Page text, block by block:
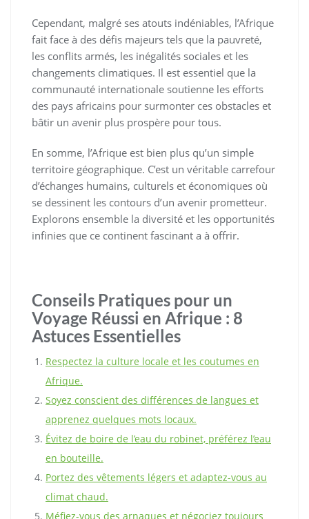
Cependant, malgré ses atouts indéniables, l’Afrique
fait face à des défis majeurs tels que la pauvreté,
les conflits armés, les inégalités sociales et les
changements climatiques. Il est essentiel que la
communauté internationale soutienne les efforts
des pays africains pour surmonter ces obstacles et
bâtir un avenir plus prospère pour tous.
En somme, l’Afrique est bien plus qu’un simple
territoire géographique. C’est un véritable carrefour
d’échanges humains, culturels et économiques où
se dessinent les contours d’un avenir prometteur.
Explorons ensemble la diversité et les opportunités
infinies que ce continent fascinant a à offrir.
Conseils Pratiques pour un
Voyage Réussi en Afrique : 8
Astuces Essentielles
Respectez la culture locale et les coutumes en
Afrique.
Soyez conscient des différences de langues et
apprenez quelques mots locaux.
Évitez de boire de l’eau du robinet, préférez l’eau
en bouteille.
Portez des vêtements légers et adaptez-vous au
climat chaud.
Méfiez-vous des arnaques et négociez toujours